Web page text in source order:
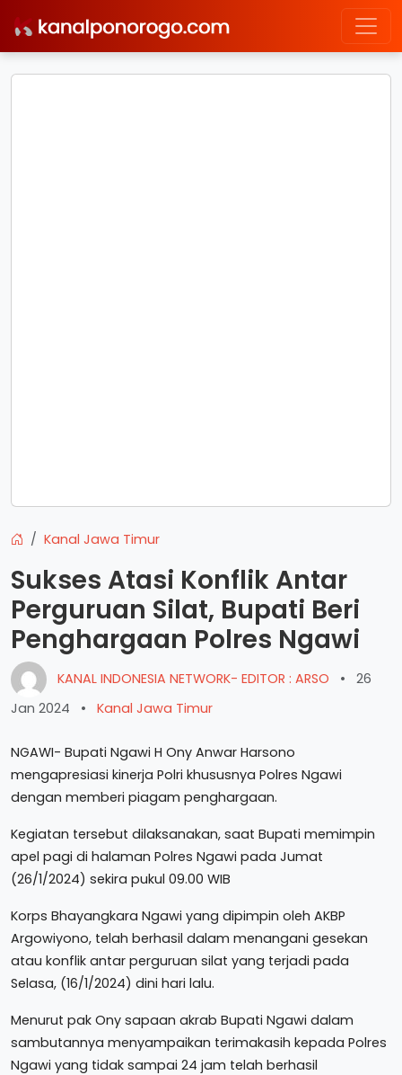
Kanal Jawa Timur
Sukses Atasi Konflik Antar
Perguruan Silat, Bupati Beri
Penghargaan Polres Ngawi
KANAL INDONESIA NETWORK- EDITOR : ARSO •
26
Jan 2024
• Kanal Jawa Timur
NGAWI- Bupati Ngawi H Ony Anwar Harsono
mengapresiasi kinerja Polri khususnya Polres Ngawi
dengan memberi piagam penghargaan.
Kegiatan tersebut dilaksanakan, saat Bupati memimpin
apel pagi di halaman Polres Ngawi pada Jumat
(26/1/2024) sekira pukul 09.00 WIB
Korps Bhayangkara Ngawi yang dipimpin oleh AKBP
Argowiyono, telah berhasil dalam menangani gesekan
atau konflik antar perguruan silat yang terjadi pada
Selasa, (16/1/2024) dini hari lalu.
Menurut pak Ony sapaan akrab Bupati Ngawi dalam
sambutannya menyampaikan terimakasih kepada Polres
Ngawi yang tidak sampai 24 jam telah berhasil